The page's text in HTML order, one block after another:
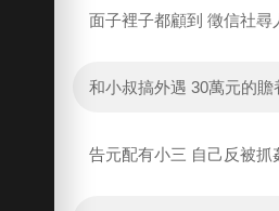
面子裡子都顧到 徵信社尋
和小叔搞外遇 30萬元的
告元配有小三 自己反被抓